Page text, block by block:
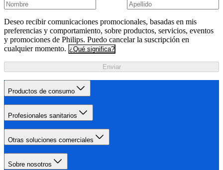
Deseo recibir comunicaciones promocionales, basadas en mis
preferencias y comportamiento, sobre productos, servicios, eventos
y promociones de Philips. Puedo cancelar la suscripción en
cualquier momento. ¿Qué significa?
Enviar
Productos de consumo
Profesionales sanitarios
Otras soluciones comerciales
Sobre nosotros